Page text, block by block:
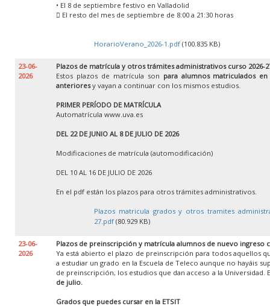
• El 8 de septiembre festivo en Valladolid
 El resto del mes de septiembre de 8:00 a 21:30 horas
HorarioVerano_2026-1.pdf (100.835 KB)
23-06-
2026
Plazos de matrícula y otros trámites administrativos curso 2026-
Estos plazos de matrícula son para alumnos matriculados
anterioresy vayan a continuar con los mismos estudios.
PRIMER PERÍODO DE MATRÍCULA
Automatrícula www.uva.es
DEL 22 DE JUNIO AL 8 DE JULIO DE 2026
Modificaciones de matrícula (automodificación)
DEL 10 AL 16 DE JULIO DE 2026
En el pdf están los plazos para otros trámites administrativos.
Plazos matricula grados y otros tramites
27.pdf (80.929 KB)
23-06-
2026
Plazos de preinscripción y matrícula alumnos de nuevo ingreso
Ya está abierto el plazo de preinscripción para todos aquellos
a estudiar un grado en la Escuela de Teleco aunque no hayáis
de preinscripción, los estudios que dan acceso a la Universidad.
de julio.
Grados que puedes cursar en la ETSIT